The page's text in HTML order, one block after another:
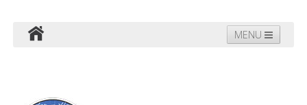
MENU